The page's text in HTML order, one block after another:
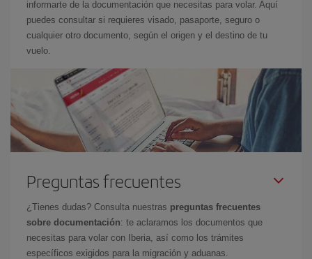
informarte de la documentación que necesitas para volar. Aquí
puedes consultar si requieres visado, pasaporte, seguro o
cualquier otro documento, según el origen y el destino de tu
vuelo.
Preguntas frecuentes
¿Tienes dudas? Consulta nuestras preguntas frecuentes
sobre documentación: te aclaramos los documentos que
necesitas para volar con Iberia, así como los trámites
específicos exigidos para la migración y aduanas.